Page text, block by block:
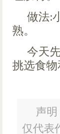
做法:
熟。
今天
挑选食物
声
仅代表